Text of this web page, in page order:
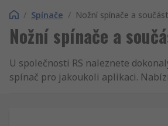
/ Spínače / Nožní spínače a
Nožní spínače a
U společnosti RS naleznete
spínač pro jakoukoli aplikaci.